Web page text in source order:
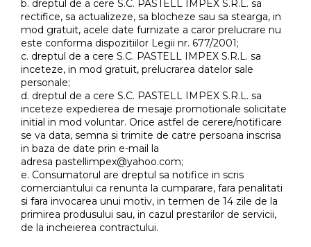
b. dreptul de a cere S.C. PASTELL IMPEX S.R.L. sa
rectifice, sa actualizeze, sa blocheze sau sa stearga, in
mod gratuit, acele date furnizate a caror prelucrare nu
este conforma dispozitiilor Legii nr. 677/2001;
c. dreptul de a cere S.C. PASTELL IMPEX S.R.L. sa
inceteze, in mod gratuit, prelucrarea datelor sale
personale;
d. dreptul de a cere S.C. PASTELL IMPEX S.R.L. sa
inceteze expedierea de mesaje promotionale solicitate
initial in mod voluntar. Orice astfel de cerere/notificare
se va data, semna si trimite de catre persoana inscrisa
in baza de date prin e-mail la
adresa pastellimpex@yahoo.com;
e. Consumatorul are dreptul sa notifice in scris
comerciantului ca renunta la cumparare, fara penalitati
si fara invocarea unui motiv, in termen de 14 zile de la
primirea produsului sau, in cazul prestarilor de servicii,
de la incheierea contractului.